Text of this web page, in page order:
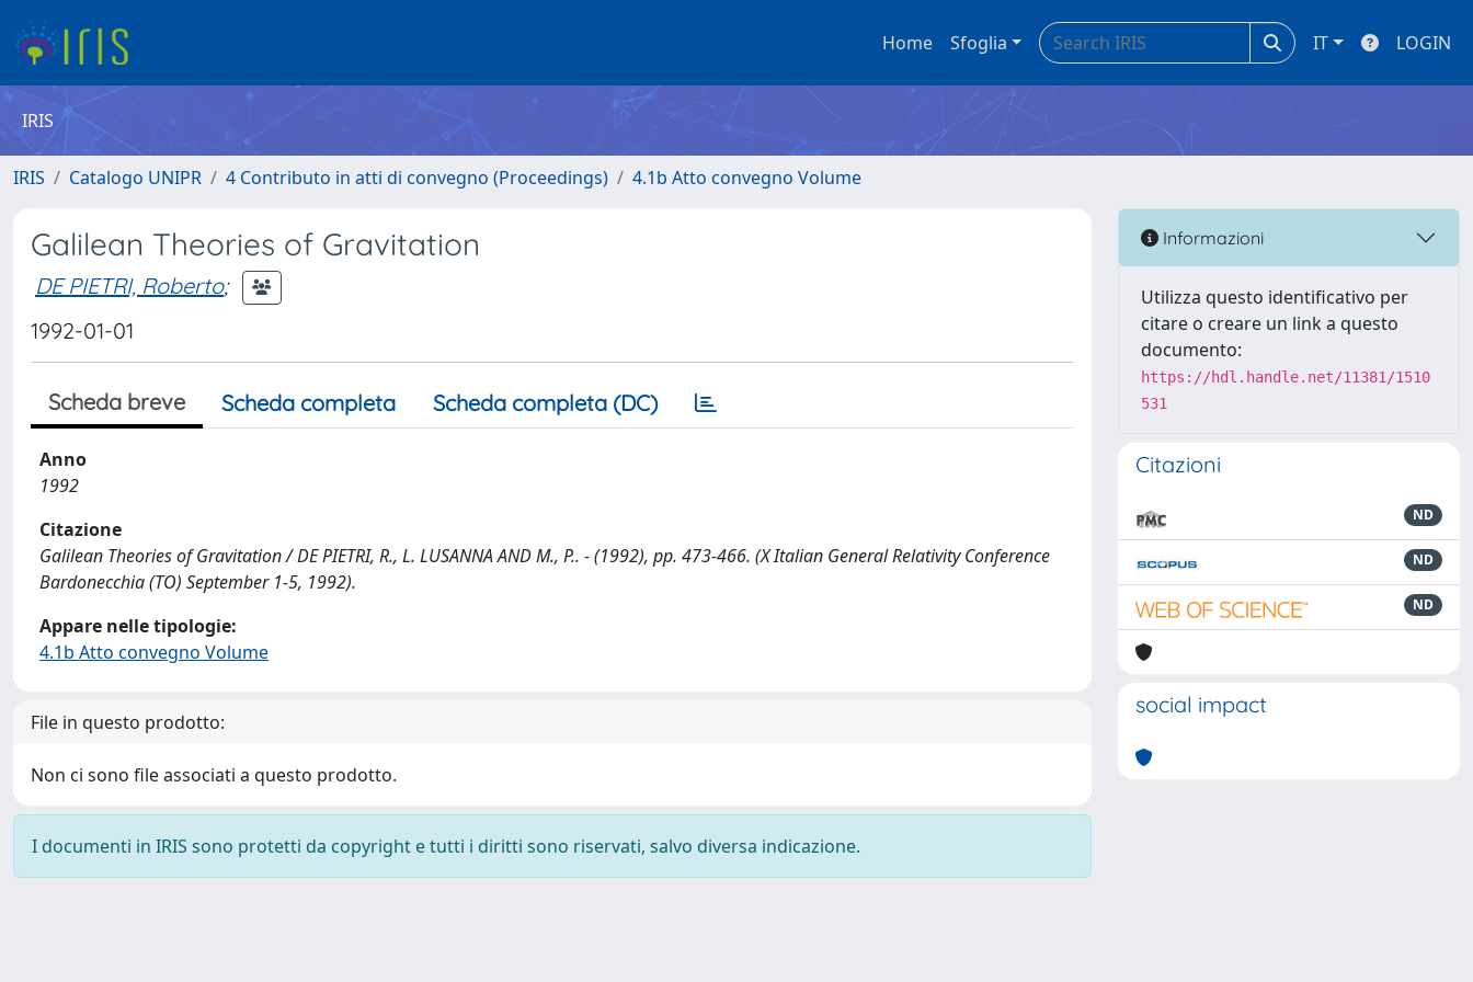
Home Sfoglia IT LOGIN
IRIS
IRIS Catalogo UNIPR 4 Contributo in atti di convegno (Proceedings) 4.1b Atto convegno Volume
Galilean Theories of Gravitation
DE PIETRI, Roberto;
1992-01-01
Scheda breve Scheda completa Scheda completa (DC)
Anno
1992
Citazione
Galilean Theories of Gravitation / DE PIETRI, R., L. LUSANNA AND M., P.. - (1992), pp. 473-466. (X Italian General Relativity Conference
Bardonecchia (TO) September 1-5, 1992).
Appare nelle tipologie:
4.1b Atto convegno Volume
File in questo prodotto:
Non ci sono file associati a questo prodotto.
I documenti in IRIS sono protetti da copyright e tutti i diritti sono riservati, salvo diversa indicazione.
Informazioni
Utilizza questo identificativo per
citare o creare un link a questo
documento:
https://hdl.handle.net/11381/1510
531
Citazioni
ND
ND
ND
social impact